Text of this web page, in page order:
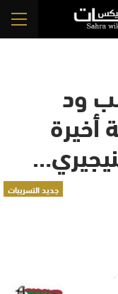
ود
جديد التسريبات